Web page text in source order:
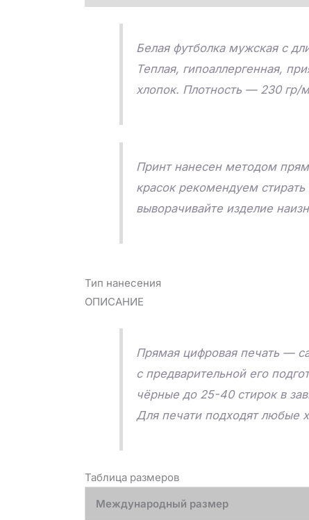
Белая футболка мужская с
Теплая, гипоаллергенная,
хлопок. Плотность — 230 гр/
Принт нанесен методом
красок рекомендуем
выворачивайте изделие
Тип нанесения
ОПИСАНИЕ
Прямая цифровая печать —
с предварительной его
чёрные до 25-40 стирок в
Для печати подходят любые
Таблица размеров
Международный размер